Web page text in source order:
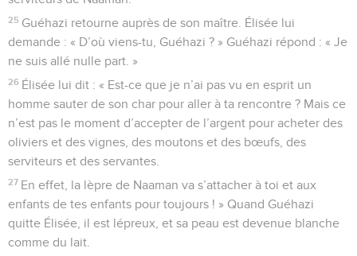
25 Guéhazi retourne auprès de son maître. Élisée lui
demande : « D’où viens-tu, Guéhazi ? » Guéhazi répond : « Je
ne suis allé nulle part. »
26 Élisée lui dit : « Est-ce que je n’ai pas vu en esprit un
homme sauter de son char pour aller à ta rencontre ? Mais ce
n’est pas le moment d’accepter de l’argent pour acheter des
oliviers et des vignes, des moutons et des bœufs, des
serviteurs et des servantes.
27 En effet, la lèpre de Naaman va s’attacher à toi et aux
enfants de tes enfants pour toujours ! » Quand Guéhazi
quitte Élisée, il est lépreux, et sa peau est devenue blanche
comme du lait.